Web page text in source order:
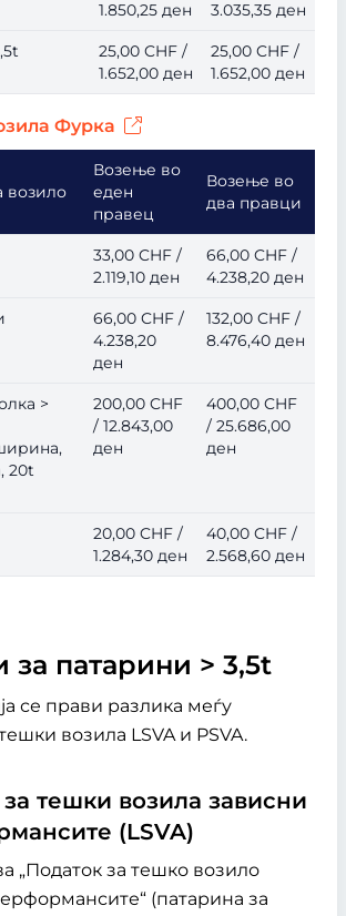
1.850,25 ден
3.035,35 ден
25,00 CHF /
1.652,00 ден
25,00 CHF /
1.652,00 ден
Фурка
возило
Возење во
еден
правец
Возење во
два правци
33,00 CHF /
2.119,10 ден
66,00 CHF /
4.238,20 ден
66,00 CHF /
4.238,20
ден
132,00 CHF /
8.476,40 ден
>
20t
200,00 CHF
/ 12.843,00
ден
400,00 CHF
/ 25.686,00
ден
20,00 CHF /
1.284,30 ден
40,00 CHF /
2.568,60 ден
патарини > 3,5t
се прави разлика меѓу
возила LSVA и PSVA.
тешки возила зависни
(LSVA)
„Податок за тешко возило
(патарина за